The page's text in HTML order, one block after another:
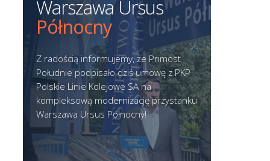
Warszawa Ursus
Północny
Z radością informujemy, że Primost
Południe podpisało dziś umowę z PKP
Polskie Linie Kolejowe SA na
kompleksową modernizację przystanku
Warszawa Ursus Północny!